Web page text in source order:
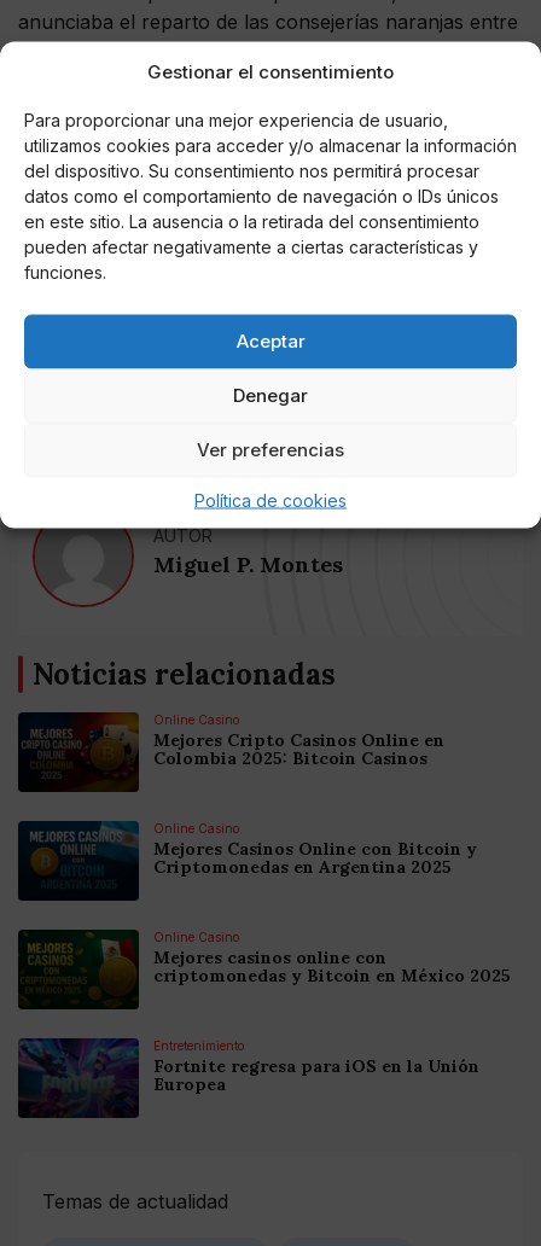
Gestionar el consentimiento
Para proporcionar una mejor experiencia de usuario,
utilizamos cookies para acceder y/o almacenar la información
del dispositivo. Su consentimiento nos permitirá procesar
datos como el comportamiento de navegación o IDs únicos
en este sitio. La ausencia o la retirada del consentimiento
pueden afectar negativamente a ciertas características y
funciones.
Aceptar
Denegar
Ver preferencias
Política de cookies
anunciaba el reparto de las consejerías naranjas entre
los miembros populares. La guerra estaba planteada:
o elecciones el 4 de mayo o mociones de censura. Los
tribunales decidirán.
Ayuso ha decidido dimitir de sus responsabilidades
como presidenta de la Comunidad de Madrid,
rompiendo de manera unilateral el gobierno de
coalición.
vacunas y se han encontrado con las urnas.
pic.twitter.com/FBtrAi2z2R
— Ignacio Aguado (@ignacioaguado)
AUTOR
Miguel P. Montes
Noticias relacionadas
Online Casino
Mejores Cripto Casinos Online en
Colombia 2025: Bitcoin Casinos
Online Casino
Mejores Casinos Online con Bitcoin y
Criptomonedas en Argentina 2025
Online Casino
Mejores casinos online con
criptomonedas y Bitcoin en México 2025
Entretenimiento
Fortnite regresa para iOS en la Unión
Europea
Temas de actualidad